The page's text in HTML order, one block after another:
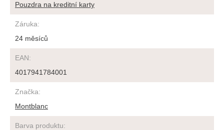
Pouzdra na kreditní karty
Záruka:
24 měsíců
EAN:
4017941784001
Značka:
Montblanc
Barva produktu: